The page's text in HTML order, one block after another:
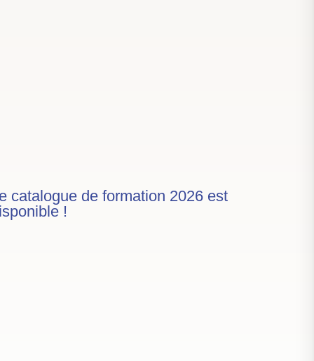
catalogue de formation 2026 est
!